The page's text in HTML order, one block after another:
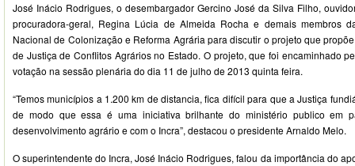
José Inácio Rodrigues, o desembargador Gercino José da Silva Filho,
procuradora-geral, Regina Lúcia de Almeida Rocha e demais membros
Nacional de Colonização e Reforma Agrária para discutir o projeto que
de Justiça de Conflitos Agrários no Estado. O projeto, que foi encaminhado
votação na sessão plenária do dia 11 de julho de 2013 quinta feira.
“Temos municípios a 1.200 km de distancia, fica difícil para que a Justiça
de modo que essa é uma iniciativa brilhante do ministério publico em
desenvolvimento agrário e com o Incra”, destacou o presidente Arnaldo Melo.
O superintendente do Incra, José Inácio Rodrigues, falou da importância do